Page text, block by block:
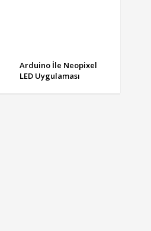
Arduino İle Neopixel
LED Uygulaması